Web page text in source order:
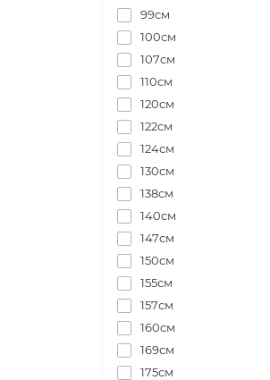
99см
100см
107см
110см
120см
122см
124см
130см
138см
140см
147см
150см
155см
157см
160см
169см
175см